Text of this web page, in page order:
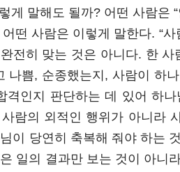
게 말해도 될까? 어떤 사람은
떤 사람은 이렇게 말한다. “
전히 맞는 것은 아니다. 한
나쁨, 순종했는지, 사람이 하
격인지 판단하는 데 있어 하
람의 외적인 행위가 아니라
이 당연히 축복해 줘야 하는
일의 결과만 보는 것이 아니